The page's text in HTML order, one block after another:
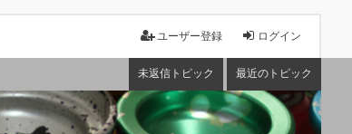
ログイン
ユーザー登録
未返信トピック 最近のトピック